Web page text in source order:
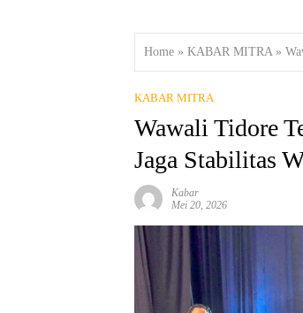
Home » KABAR MITRA»
KABAR MITRA
Wawali Tidore
Jaga Stabilitas
Kabar
Mei 20, 2026